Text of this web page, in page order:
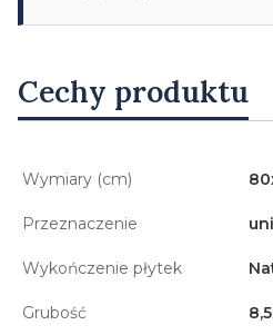
Cechy produktu
Wymiary (cm)
Przeznaczenie
Wykończenie płytek
Grubość